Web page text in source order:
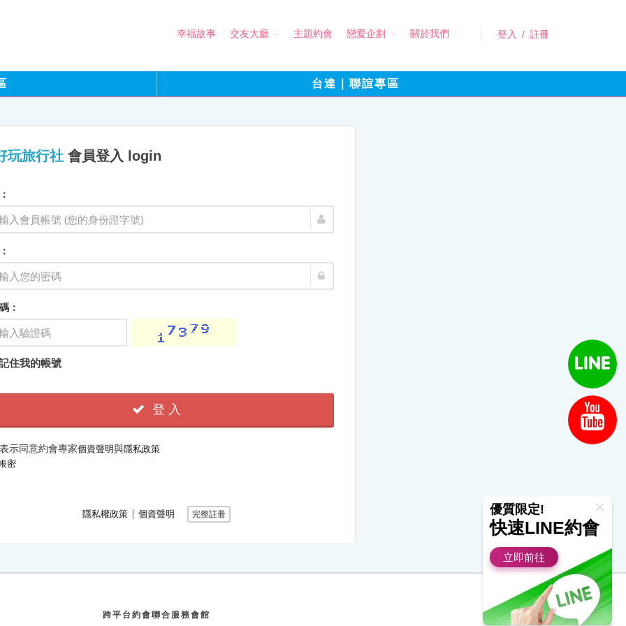
登入 / 註冊
幸福故事 交友大廳 主題約會 戀愛企劃 關於我們
台達｜聯誼專區
玩旅行社會員登入 login
：
住我的帳號
登 入
示同意約會專家個資聲明與隱私政策
密
隱私權政策 ∣ 個資聲明 完整註冊
跨平台約會聯合服務會館
優質限定!
快速LINE約會
立即前往